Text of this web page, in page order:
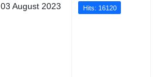
03 August 2023 Hits: 16120